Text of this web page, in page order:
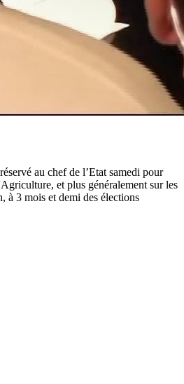
au chef de l’Etat samedi pour
et plus généralement sur les
à 3 mois et demi des élections